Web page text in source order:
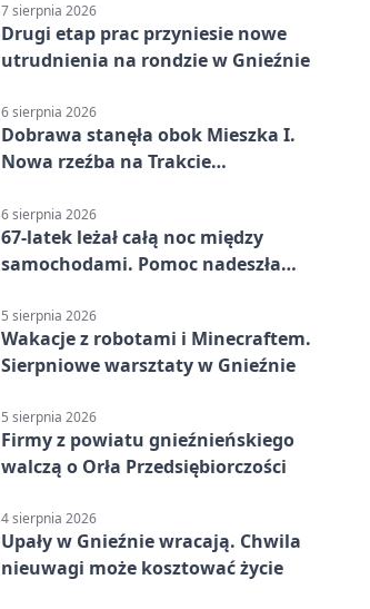
7 sierpnia 2026
Drugi etap prac przyniesie nowe
utrudnienia na rondzie w Gnieźnie
6 sierpnia 2026
Dobrawa stanęła obok Mieszka I.
Nowa rzeźba na Trakcie
6 sierpnia 2026
67-latek leżał całą noc między
samochodami. Pomoc nadeszła
5 sierpnia 2026
Wakacje z robotami i Minecraftem.
Sierpniowe warsztaty w Gnieźnie
5 sierpnia 2026
Firmy z powiatu gnieźnieńskiego
walczą o Orła Przedsiębiorczości
4 sierpnia 2026
Upały w Gnieźnie wracają. Chwila
nieuwagi może kosztować życie